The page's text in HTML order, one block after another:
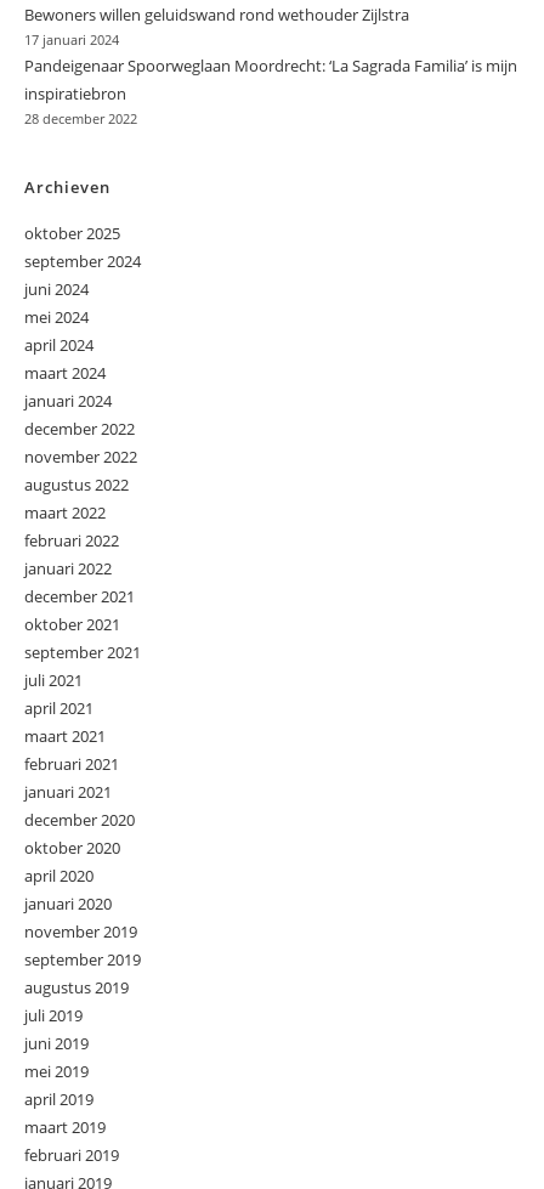
Bewoners willen geluidswand rond wethouder Zijlstra
17 januari 2024
Pandeigenaar Spoorweglaan Moordrecht: ‘La Sagrada Familia’ is mijn
inspiratiebron
28 december 2022
Archieven
oktober 2025
september 2024
juni 2024
mei 2024
april 2024
maart 2024
januari 2024
december 2022
november 2022
augustus 2022
maart 2022
februari 2022
januari 2022
december 2021
oktober 2021
september 2021
juli 2021
april 2021
maart 2021
februari 2021
januari 2021
december 2020
oktober 2020
april 2020
januari 2020
november 2019
september 2019
augustus 2019
juli 2019
juni 2019
mei 2019
april 2019
maart 2019
februari 2019
januari 2019